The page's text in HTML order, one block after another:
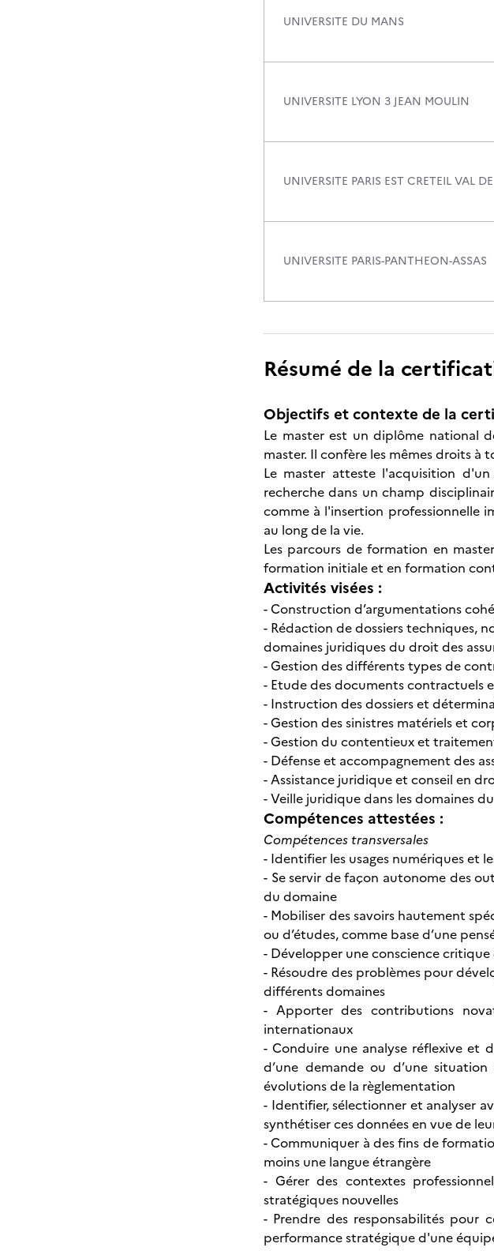
UNIVERSITE DU MANS
UNIVERSITE LYON 3 JEAN MOULIN
UNIVERSITE PARIS EST CRETEIL VAL
UNIVERSITE PARIS-PANTHEON-ASSAS
Résumé de la
Objectifs et contexte de la
Le master est un diplôme national
master. Il confère les mêmes droits à
Le master atteste l'acquisition
recherche dans un champ
comme à l'insertion professionnelle
au long de la vie.
Les parcours de formation en
formation initiale et en formation
Activités visées :
- Construction d’argumentations
- Rédaction de dossiers techniques,
domaines juridiques du droit des
- Gestion des différents types de
- Etude des documents contractuels
- Instruction des dossiers et
- Gestion des sinistres matériels et
- Gestion du contentieux et
- Défense et accompagnement des
- Assistance juridique et conseil en
- Veille juridique dans les domaines
Compétences attestées :
Compétences transversales
- Identifier les usages numériques et
- Se servir de façon autonome des
du domaine
- Mobiliser des savoirs hautement
ou d’études, comme base d’une
- Développer une conscience
- Résoudre des problèmes pour
différents domaines
- Apporter des contributions
internationaux
- Conduire une analyse réflexive et
d’une demande ou d’une
évolutions de la règlementation
- Identifier, sélectionner et analyser
synthétiser ces données en vue de
- Communiquer à des fins de
moins une langue étrangère
- Gérer des contextes
stratégiques nouvelles
- Prendre des responsabilités pour
performance stratégique d'une